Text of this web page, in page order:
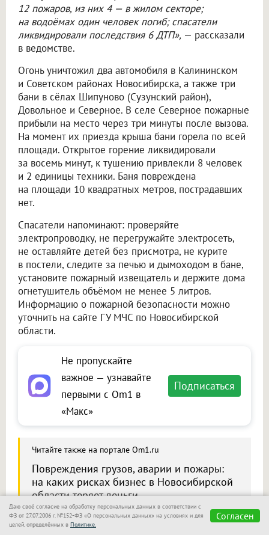
12 пожаров, из них 4 — в жилом секторе;
на водоёмах один человек погиб; спасатели
ликвидировали последствия 6 ДТП», — рассказали
в ведомстве.
Огонь уничтожил два автомобиля в Калининском
и Советском районах Новосибирска, а также три
бани в сёлах Шипуново (Сузунский район),
Довольное и Северное. В селе Северное пожарные
прибыли на место через три минуты после вызова.
На момент их приезда крыша бани горела по всей
площади. Открытое горение ликвидировали
за восемь минут, к тушению привлекли 8 человек
и 2 единицы техники. Баня повреждена
на площади 10 квадратных метров, пострадавших
нет.
Спасатели напоминают: проверяйте
электропроводку, не перегружайте электросеть,
не оставляйте детей без присмотра, не курите
в постели, следите за печью и дымоходом в бане,
установите пожарный извещатель и держите дома
огнетушитель объёмом не менее 5 литров.
Информацию о пожарной безопасности можно
уточнить на сайте ГУ МЧС по Новосибирской
области.
Не пропускайте
важное — узнавайте
первыми с Om1 в
«Макс»
Подписаться
Читайте также на портале Om1.ru
Повреждения грузов, аварии и пожары:
на каких рисках бизнес в Новосибирской
области теряет деньги
Даю своё согласие на обработку персональных данных в соответствии с
ФЗ от 27.07.2006 г. №152-ФЗ «О персональных данных» на условиях и для
целей, определённых в Политике.
Согласен